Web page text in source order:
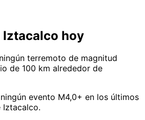
Iztacalco hoy
terremoto de magnitud
de 100 km alrededor de
evento M4,0+ en los últimos
Iztacalco.